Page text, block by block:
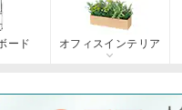
ード オフィスインテリア